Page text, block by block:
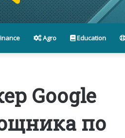
Agro Education
Google
по